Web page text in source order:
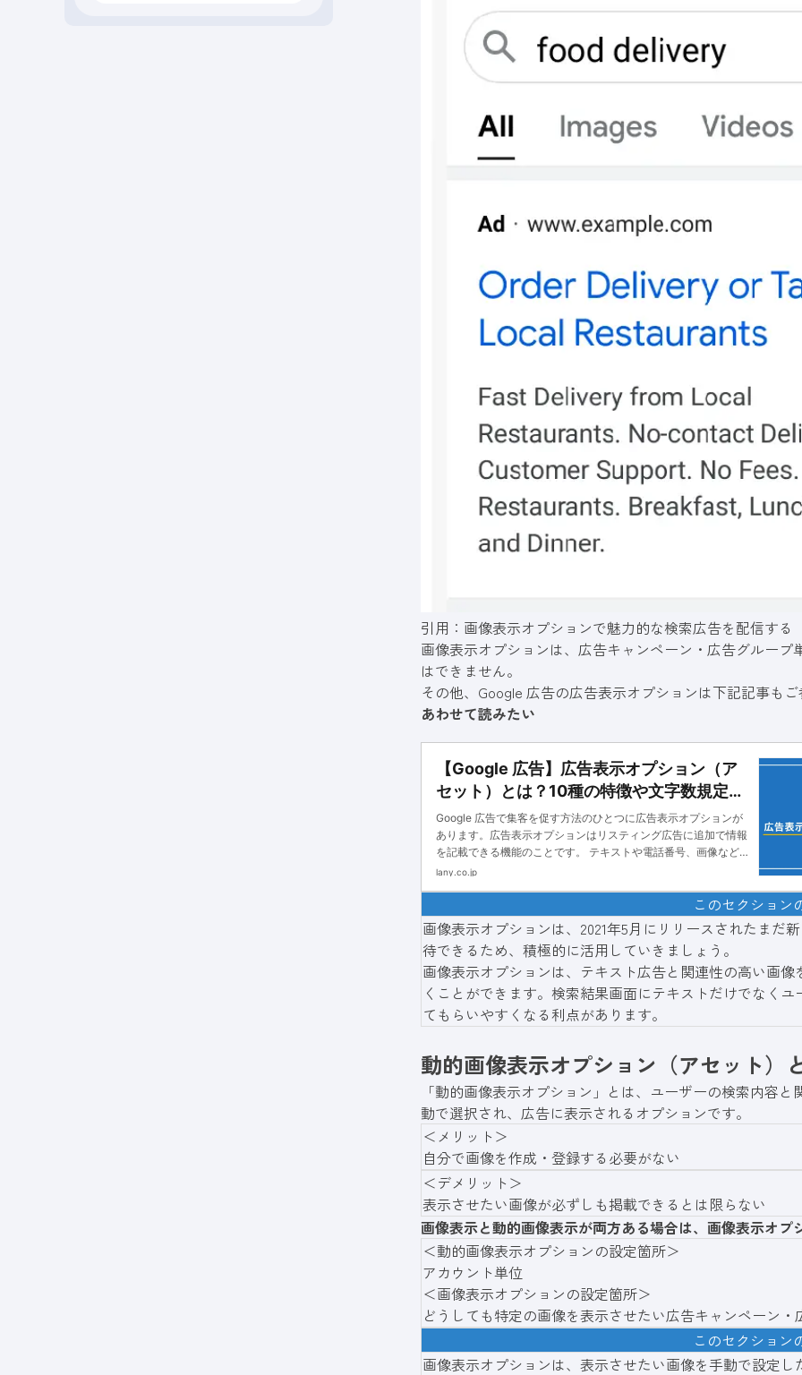
引用： 画像表示オプションで魅力的な検索広告を配信する
画像表示オプションは、広告キャンペーン・広告グルー
はできません。
その他、Google 広告の広告表示オプションは下記記事もご
あわせて読みたい
【Google 広告】広告表示オプション（ア
セット）とは？10種の特徴や文字数規定・
設定方法を解説！
Google 広告で集客を促す方法のひとつに広告表示オプションが
あります。広告表示オプションはリスティング広告に追加で情報
を記載できる機能のことです。 テキストや電話番号、画像などさ
まざまな情報を追加できます。広告表示オプションを利用するこ
lany.co.jp
このセクション
画像表示オプションは、2021年5月にリリースされたまだ
待できるため、積極的に活用していきましょう。
画像表示オプションは、テキスト広告と関連性の高い画
くことができます。検索結果画面にテキストだけでなく
てもらいやすくなる利点があります。
動的画像表示オプション（アセット）
「動的画像表示オプション」とは、ユーザーの検索内容
動で選択され、広告に表示されるオプションです。
＜メリット＞
自分で画像を作成・登録する必要がない
＜デメリット＞
表示させたい画像が必ずしも掲載できるとは限らない
画像表示と動的画像表示が両方ある場合は、画像表示オプ
＜動的画像表示オプションの設定箇所＞
アカウント単位
＜画像表示オプションの設定箇所＞
どうしても特定の画像を表示させたい広告キャンペーン・
このセクション
画像表示オプションは、表示させたい画像を手動で設定